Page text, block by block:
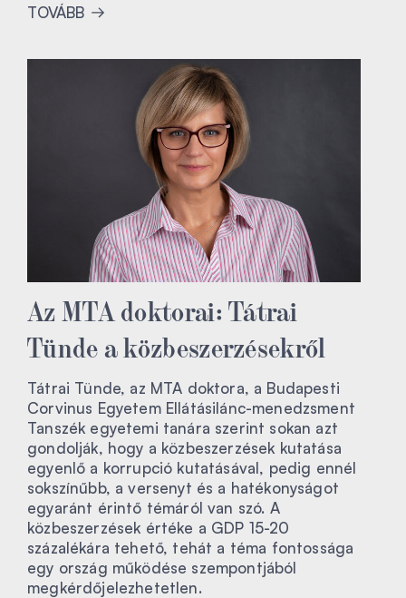
TOVÁBB
Az MTA doktorai: Tátrai
Tünde a közbeszerzésekről
Tátrai Tünde, az MTA doktora, a Budapesti
Corvinus Egyetem Ellátásilánc-menedzsment
Tanszék egyetemi tanára szerint sokan azt
gondolják, hogy a közbeszerzések kutatása
egyenlő a korrupció kutatásával, pedig ennél
sokszínűbb, a versenyt és a hatékonyságot
egyaránt érintő témáról van szó. A
közbeszerzések értéke a GDP 15-20
százalékára tehető, tehát a téma fontossága
egy ország működése szempontjából
megkérdőjelezhetetlen.